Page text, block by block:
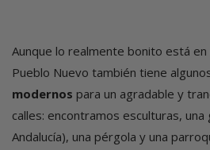
Aunque lo realmente bonito está en
Pueblo Nuevo también tiene
modernos para un agradable y
calles: encontramos esculturas, una
Andalucía), una pérgola y una